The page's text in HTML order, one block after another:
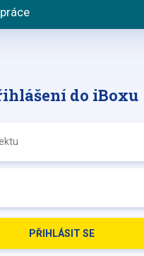
do iBoxu